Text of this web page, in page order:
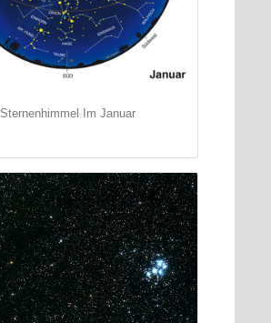
Sternenhimmel Im Januar